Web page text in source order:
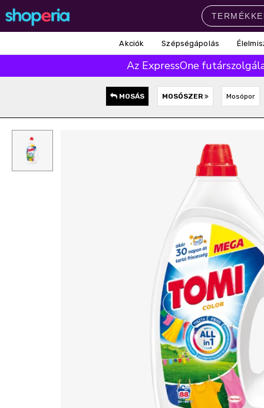
Élelmiszer
Mosogatás Takarítás
Háztartás
Népszerű márkák
Akciók Szépségápolás
Az ExpressOne
MOSÁS MOSÓSZER Mosópor